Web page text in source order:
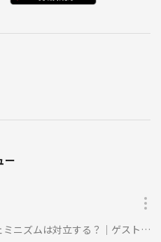
ー
する？｜ゲスト講師と考えるミニ講義×哲学対話に参加